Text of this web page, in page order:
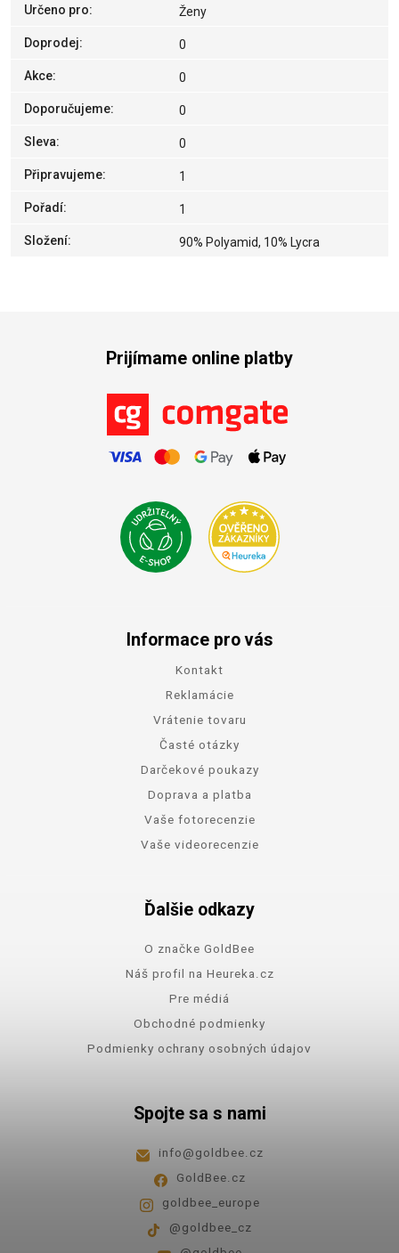
Určeno pro: Ženy
Doprodej: 0
Akce: 0
Doporučujeme: 0
Sleva: 0
Připravujeme: 1
Pořadí: 1
Složení: 90% Polyamid, 10% Lycra
Prijímame online platby
Informace pro vás
Kontakt
Reklamácie
Vrátenie tovaru
Časté otázky
Darčekové poukazy
Doprava a platba
Vaše fotorecenzie
Vaše videorecenzie
Ďalšie odkazy
O značke GoldBee
Náš profil na Heureka.cz
Pre médiá
Obchodné podmienky
Podmienky ochrany osobných údajov
Spojte sa s nami
info@goldbee.cz
GoldBee.cz
goldbee_europe
@goldbee_cz